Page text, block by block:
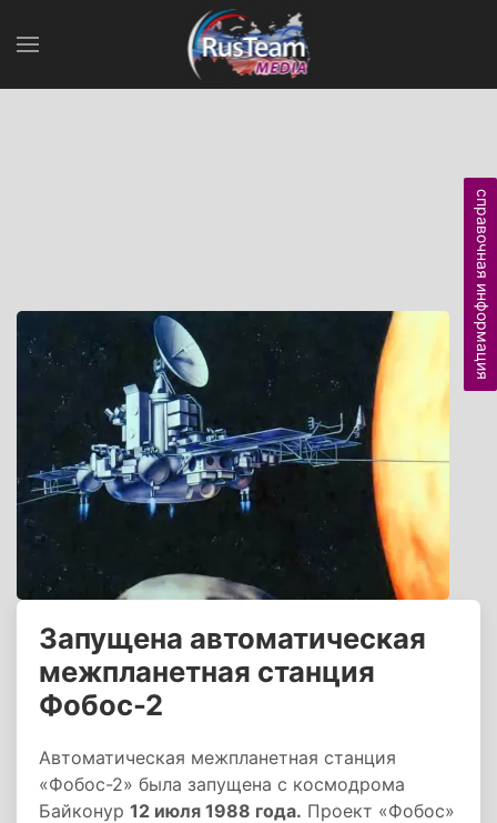
Запущена автоматическая
межпланетная станция
Фобос-2
Автоматическая межпланетная станция
«Фобос-2» была запущена с космодрома
Байконур 12 июля 1988 года. Проект «Фобос»
справочная информация